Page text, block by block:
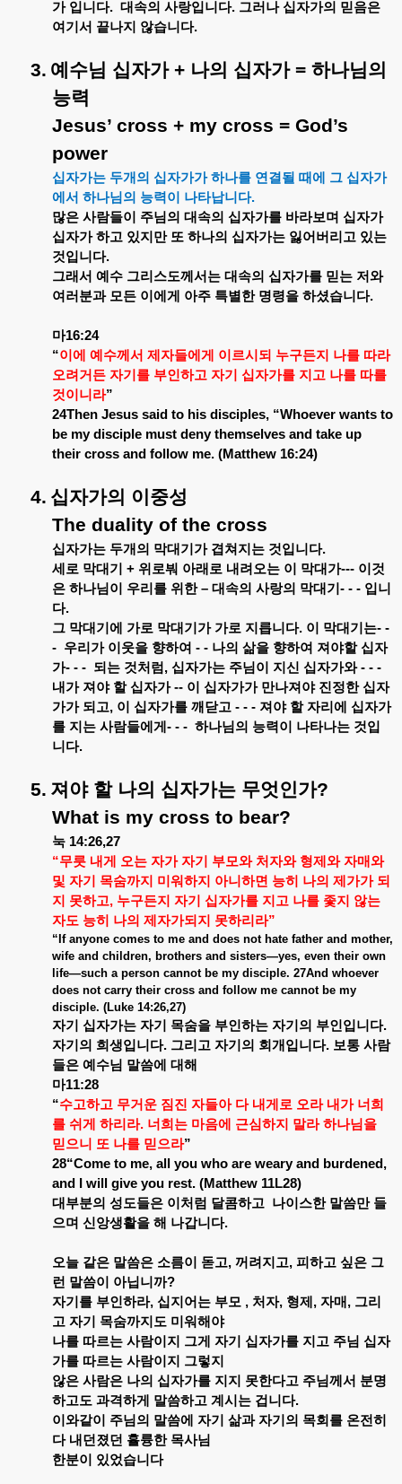
가 입니다. 대속의 사랑입니다. 그러나 십자가의 믿음은
여기서 끝나지 않습니다.
3. 예수님 십자가+ 나의 십자가= 하나님의
능력
Jesus’ cross + my cross = God’s
power
십자가는 두개의 십자가가 하나를 연결될 때에 그 십자가
에서 하나님의 능력이 나타납니다.
많은 사람들이 주님의 대속의 십자가를 바라보며 십자가
십자가 하고 있지만 또 하나의 십자가는 잃어버리고 있는
것입니다.
그래서 예수 그리스도께서는 대속의 십자가를 믿는 저와
여러분과 모든 이에게 아주 특별한 명령을 하셨습니다.
마16:24
“이에 예수께서 제자들에게 이르시되 누구든지 나를 따라
오려거든 자기를 부인하고 자기 십자가를 지고 나를 따를
것이니라”
24Then Jesus said to his disciples, “Whoever wants to
be my disciple must deny themselves and take up
their cross and follow me. (Matthew 16:24)
4. 십자가의 이중성
The duality of the cross
십자가는 두개의 막대기가 겹쳐지는 것입니다.
세로 막대기 + 위로붜 아래로 내려오는 이 막대가--- 이것
은 하나님이 우리를 위한– 대속의 사랑의 막대기 - - - 입니
다.
그 막대기에 가로 막대기가 가로 지릅니다. 이 막대기는- -
- 우리가 이웃을 향하여 - - 나의 삶을 향하여 져야할 십자
가- - - 되는 것처럼, 십자가는 주님이 지신 십자가와- - -
내가 져야 할 십자가-- 이 십자가가 만나져야 진정한 십자
가가 되고, 이 십자가를 깨닫고 - - - 져야 할 자리에
십자가
를 지는 사람들에게 - - - 하나님의 능력이 나타나는 것입
니다.
5. 져야 할 나의 십자가는 무엇인가?
What is my cross to bear?
눅 14:26,27
“무릇 내게 오는 자가 자기 부모와 처자와 형제와 자매와
및 자기 목숨까지 미워하지 아니하면 능히 나의 제가가 되
지
못하고, 누구든지 자기 십자가를 지고 나를 좇지
않는
자도 능히 나의 제자가되지 못하리라”
“If anyone comes to me and does not hate father and mother,
wife and children, brothers and sisters—yes, even their own
life—such a person cannot be my disciple. 27And whoever
does not carry their cross and follow me cannot be my
disciple. (Luke 14:26,27)
자기 십자가는 자기 목숨을 부인하는 자기의 부인입니다.
자기의 희생입니다. 그리고 자기의 회개입니다. 보통 사람
들은 예수님 말씀에
대해
마11:28
“수고하고 무거운 짐진 자들아 다 내게로 오라 내가 너희
를 쉬게 하리라. 너희는 마음에 근심하지 말라 하나님을
믿으니
또 나를 믿으라”
28“Come to me, all you who are weary and burdened,
and I will give you rest. (Matthew 11L28)
대부분의 성도들은 이처럼 달콤하고 나이스한 말씀만 들
으며 신앙생활을 해 나갑니다.
오늘 같은 말씀은 소름이 돋고, 꺼려지고, 피하고 싶은 그
런 말씀이 아닙니까?
자기를 부인하라, 십지어는 부모 , 처자, 형제 , 자매 , 그리
고 자기 목숨까지도 미워해야
나를 따르는 사람이지 그게 자기 십자가를 지고 주님 십자
가를 따르는 사람이지
그렇지
않은 사람은 나의 십자가를 지지 못한다고 주님께서 분명
하고도 과격하게 말씀하고 계시는 겁니다.
이와같이
주님의 말씀에 자기 삶과 자기의 목회를 온전히
다 내던졌던 휼륭한 목사님
한분이
있었습니다